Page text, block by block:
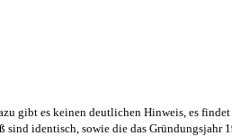
gibt es keinen deutlichen Hinweis, es
sind identisch, sowie die das Gründungsjahr